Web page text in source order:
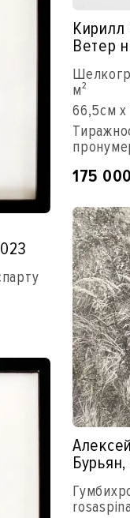
Ветер
м²
66,5см x
175 000